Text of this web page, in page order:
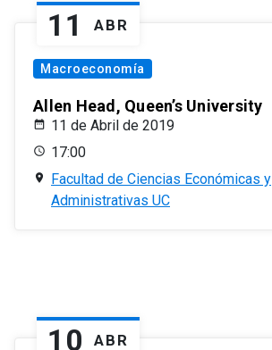
11 ABR
Macroeconomía
Allen Head, Queen’s University
11 de Abril de 2019
17:00
Facultad de Ciencias Económicas y
Administrativas UC
10 ABR